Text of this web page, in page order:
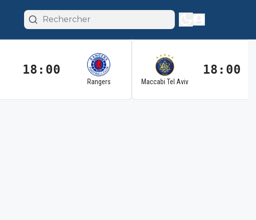
18:00
Rangers Maccabi Tel Aviv
18:00